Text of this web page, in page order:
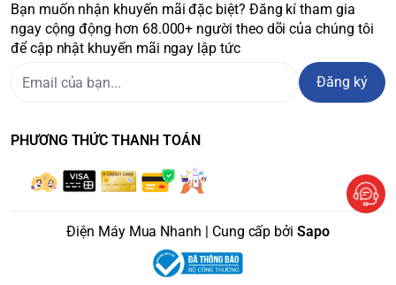
Bạn muốn nhận khuyến mãi đặc biệt? Đăng kí tham gia
ngay cộng động hơn 68.000+ người theo dõi của chúng tôi
để cập nhật khuyến mãi ngay lập tức
Đăng ký
PHƯƠNG THỨC THANH TOÁN
Điện Máy Mua Nhanh | Cung cấp bởiSapo